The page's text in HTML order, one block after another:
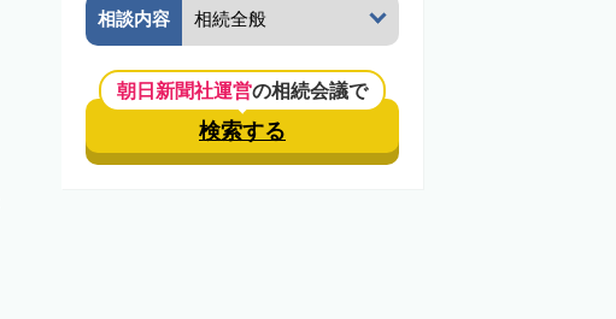
相談内容
朝日新聞社運営の相続会議で
検索する